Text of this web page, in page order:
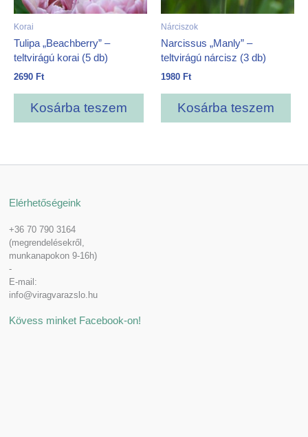
Korai
Tulipa „Beachberry” –
teltvirágú korai (5 db)
2690 Ft
Kosárba teszem
Nárciszok
Narcissus „Manly” –
teltvirágú nárcisz (3 db)
1980 Ft
Kosárba teszem
Elérhetőségeink
+36 70 790 3164
(megrendelésekről,
munkanapokon 9-16h)
-
E-mail:
info@viragvarazslo.hu
Kövess minket Facebook-on!